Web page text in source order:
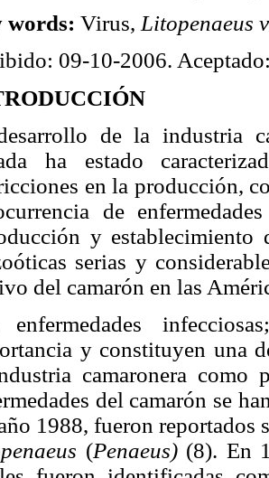
words: Virus, Litopenaeus
09-10-2006.
de la industria
ha estado
en la producción,
de
y establecimiento
serias y
del camarón en las
enfermedades
y constituyen una
camaronera como
del camarón se
1988, fueron reportados
(Penaeus) (8). En